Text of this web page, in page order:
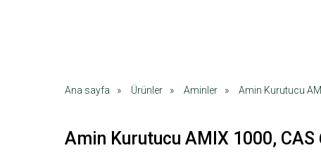
Ana sayfa » Ürünler » Aminler » Amin Kurutucu
Amin Kurutucu AMIX 1000, CAS